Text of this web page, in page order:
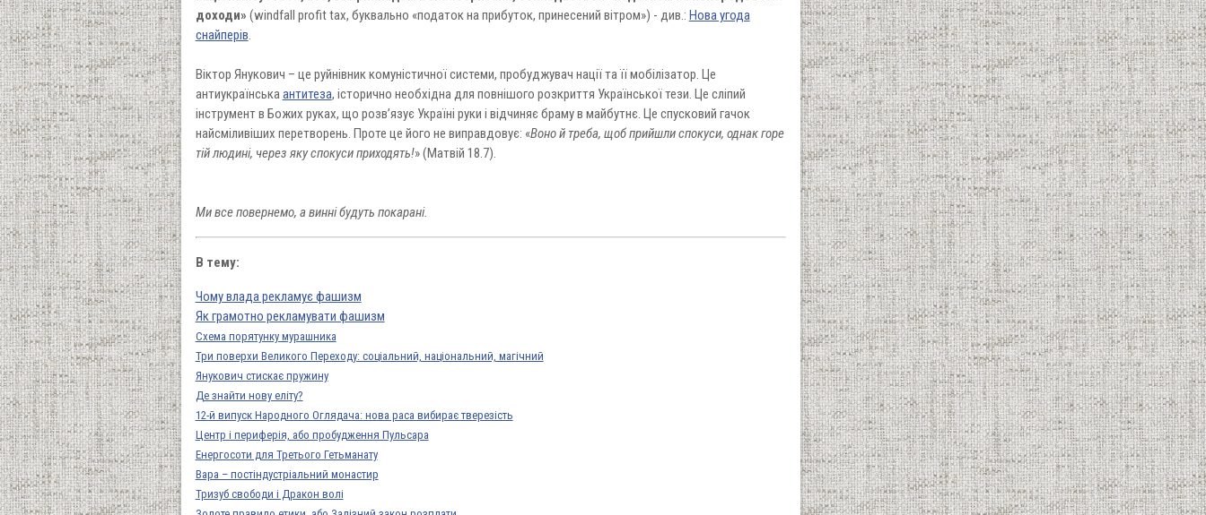
доходи» (windfall profit tax, буквально «податок на прибуток, принесений вітром») - див.: Нова угода
снайперів.
Віктор Янукович – це руйнівник комуністичної системи, пробуджувач нації та її мобілізатор. Це
антиукраїнськаантитеза, історично необхідна для повнішого розкриття Української тези. Це сліпий
інструмент в Божих руках, що розв’язує Україні руки і відчиняє браму в майбутнє. Це спусковий гачок
найсміливіших перетворень. Проте це його не виправдовує: «Воно й треба, щоб прийшли спокуси, однак горе
тій людині, через яку спокуси приходять!» (Матвій 18.7).
Ми все повернемо, а винні будуть покарані.
В тему:
Чому влада рекламує фашизм
Як грамотно рекламувати фашизм
Схема порятунку мурашника
Три поверхи Великого Переходу: соціальний, національний, магічний
Янукович стискає пружину
Де знайти нову еліту?
12-й випуск Народного Оглядача: нова раса вибирає тверезість
Центр і периферія, або пробудження Пульсара
Енергосоти для Третього Гетьманату
Вара – постіндустріальний монастир
Тризуб свободи і Дракон волі